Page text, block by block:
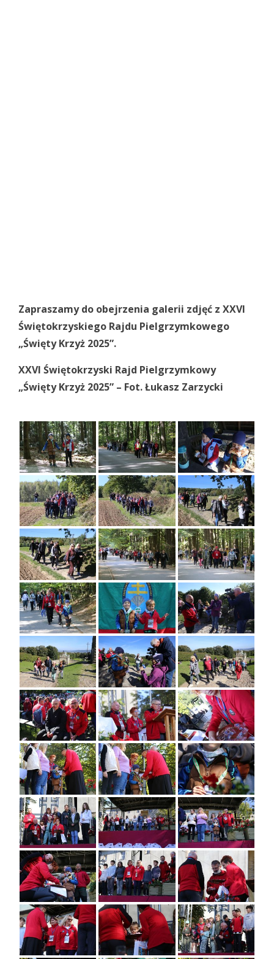
Zapraszamy do obejrzenia galerii zdjęć z XXVI
Świętokrzyskiego Rajdu Pielgrzymkowego
„Święty Krzyż 2025”.
XXVI Świętokrzyski Rajd Pielgrzymkowy
„Święty Krzyż 2025” – Fot. Łukasz Zarzycki